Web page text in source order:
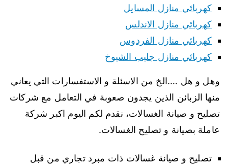
كهربائي منازل المسايل
كهربائي منازل الاندلس
كهربائي منازل الفردوس
كهربائي منازل جليب الشيوخ
وهل و هل ….الخ من الاسئلة و الاستفسارات التي يعاني
منها الزبائن الذين يجدون صعوبة في التعامل مع شركات
تصليح و صيانة الغسالات، نقدم لكم اليوم اكبر شركة
عاملة بصيانة و تصليح الغسالات.
تصليح و صيانة غسالات ذات مبرد تجاري من قبل